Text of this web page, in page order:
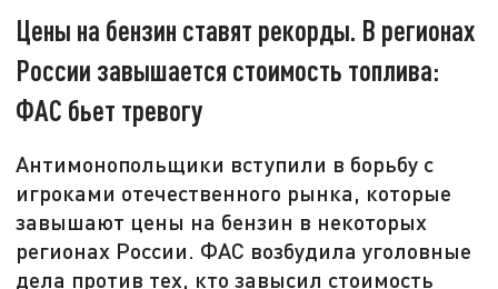
Цены на бензин ставят рекорды. В регионах
России завышается стоимость топлива:
ФАС бьет тревогу
Антимонопольщики вступили в борьбу с
игроками отечественного рынка, которые
завышают цены на бензин в некоторых
регионах России. ФАС возбудила уголовные
дела против тех, кто завысил стоимость